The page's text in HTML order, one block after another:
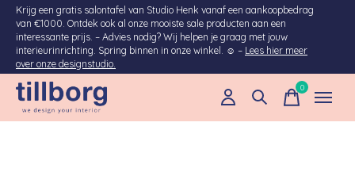
Krijg een gratis salontafel van Studio Henk vanaf een aankoopbedrag
van €1000. Ontdek ook al onze mooiste sale producten aan een
interessante prijs. – Advies nodig? Wij helpen je graag met jouw
interieurinrichting. Spring binnen in onze winkel. ☺ – Lees hier meer
over onze designstudio.
0items